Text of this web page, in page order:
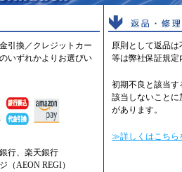
引換／クレジットカー
いずれかよりお選びい
行、楽天銀行
（AEON REGI）
原則として返品
等は弊社保証規定
初期不良と該当
該当しないこと
があります。
≫詳しくはこちら